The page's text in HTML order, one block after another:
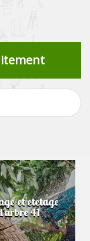
et etetage
41